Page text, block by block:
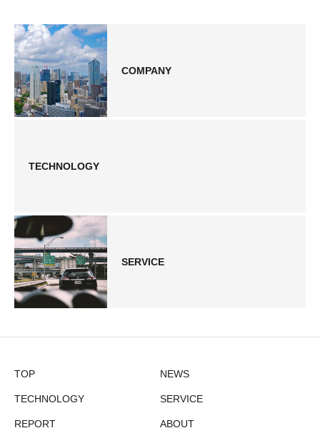
COMPANY
TECHNOLOGY
SERVICE
TOP NEWS
TECHNOLOGY SERVICE
REPORT ABOUT